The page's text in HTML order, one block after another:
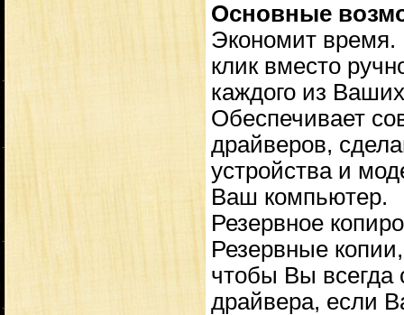
Основные
Экономит
клик вместо
каждого из
Обеспечивает
драйверов,
устройства и
Ваш компьютер.
Резервное
Резервные
чтобы Вы всегда
драйвера, если